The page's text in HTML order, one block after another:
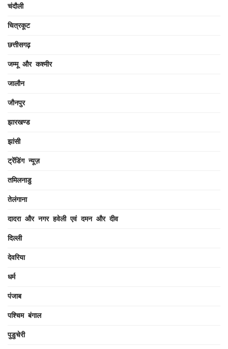
चंदौली
चित्रकूट
छत्तीसगढ़
जम्मू और कश्मीर
जालौन
जौनपुर
झारखण्ड
झांसी
ट्रेंडिंग न्यूज़
तमिलनाडु
तेलंगाना
दादरा और नगर हवेली एवं दमन और दीव
दिल्ली
देवरिया
धर्म
पंजाब
पश्चिम बंगाल
पुडुचेरी